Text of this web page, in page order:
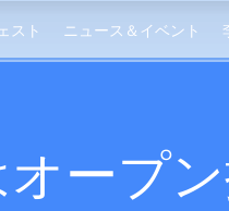
スト ニュース＆イベント
オープ